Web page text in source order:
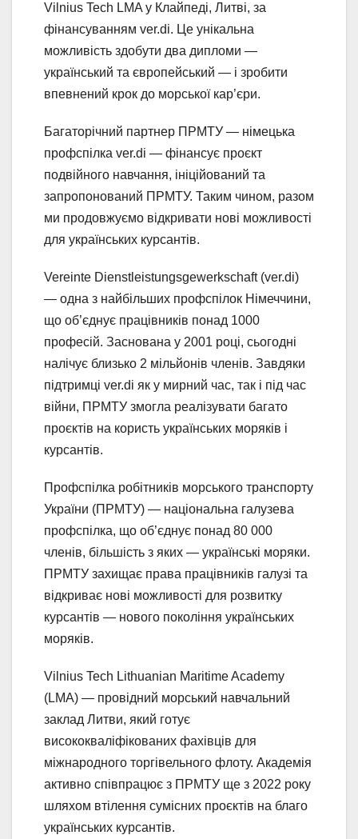
Vilnius Tech LMA у Клайпеді, Литві, за
фінансуванням ver.di. Це унікальна
можливість здобути два дипломи —
український та європейський — і зробити
впевнений крок до морської кар’єри.
Багаторічний партнер ПРМТУ — німецька
профспілка ver.di — фінансує проєкт
подвійного навчання, ініційований та
запропонований ПРМТУ. Таким чином, разом
ми продовжуємо відкривати нові можливості
для українських курсантів.
Vereinte Dienstleistungs­gewerkschaft (ver.di)
— одна з найбільших профспілок Німеччини,
що об’єднує працівників понад 1000
професій. Заснована у 2001 році, сьогодні
налічує близько 2 мільйонів членів. Завдяки
підтримці ver.di як у мирний час, так і під час
війни, ПРМТУ змогла реалізувати багато
проєктів на користь українських моряків і
курсантів.
Профспілка робітників морського транспорту
України (ПРМТУ) — національна галузева
профспілка, що об’єднує понад 80 000
членів, більшість з яких — українські моряки.
ПРМТУ захищає права працівників галузі та
відкриває нові можливості для розвитку
курсантів — нового покоління українських
моряків.
Vilnius Tech Lithuanian Maritime Academy
(LMA) — провідний морський навчальний
заклад Литви, який готує
висококваліфікованих фахівців для
міжнародного торгівельного флоту. Академія
активно співпрацює з ПРМТУ ще з 2022 року
шляхом втілення сумісних проєктів на благо
українських курсантів.